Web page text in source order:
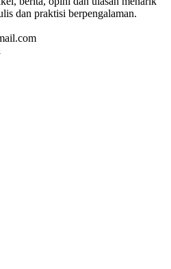
dan praktisi berpengalaman.